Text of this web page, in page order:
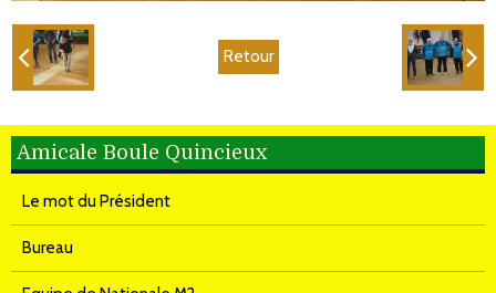
Retour
Amicale Boule Quincieux
Le mot du Président
Bureau